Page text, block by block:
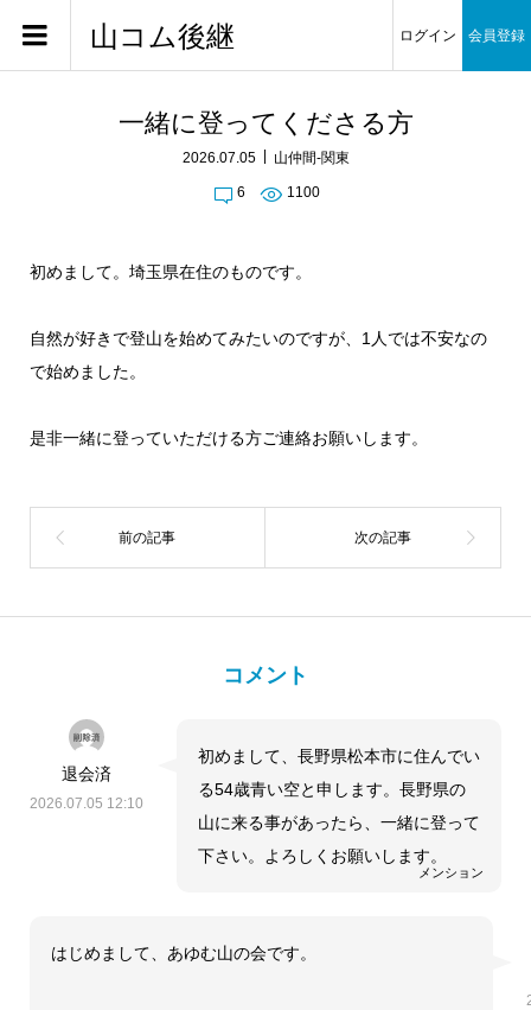
山コム後継 ログイン 会員登録
一緒に登ってくださる方
2026.07.05 山仲間-関東
6 1100
初めまして。埼玉県在住のものです。
自然が好きで登山を始めてみたいのですが、1人では不安なの
で始めました。
是非一緒に登っていただける方ご連絡お願いします。
コメント
退会済
2026.07.05 12:10
メンション
初めまして、長野県松本市に住んでい
る54歳青い空と申します。長野県の
山に来る事があったら、一緒に登って
下さい。よろしくお願いします。
はじめまして、あゆむ山の会です。